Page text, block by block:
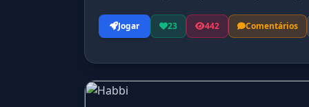
Jogar 23 442 Comentários